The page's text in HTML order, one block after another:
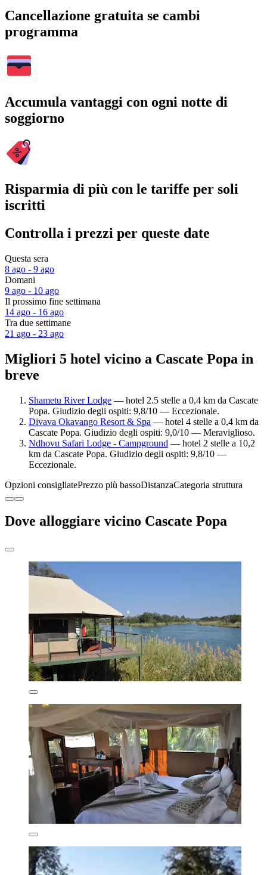
Cancellazione gratuita se cambi
programma
Accumula vantaggi con ogni notte di
soggiorno
Risparmia di più con le tariffe per soli
iscritti
Controlla i prezzi per queste date
Questa sera
8 ago - 9 ago
Domani
9 ago - 10 ago
Il prossimo fine settimana
14 ago - 16 ago
Tra due settimane
21 ago - 23 ago
Migliori 5 hotel vicino a Cascate Popa in
breve
Shametu River Lodge — hotel 2.5 stelle a 0,4 km da Cascate
Popa. Giudizio degli ospiti: 9,8/10 — Eccezionale.
Divava Okavango Resort & Spa — hotel 4 stelle a 0,4 km da
Cascate Popa. Giudizio degli ospiti: 9,0/10 — Meraviglioso.
Ndhovu Safari Lodge - Campground — hotel 2 stelle a 10,2
km da Cascate Popa. Giudizio degli ospiti: 9,8/10 —
Eccezionale.
Opzioni consigliatePrezzo più bassoDistanzaCategoria struttura
Dove alloggiare vicino Cascate Popa